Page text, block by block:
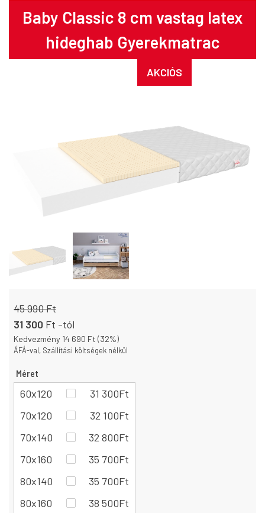
Baby Classic 8 cm vastag latex
hideghab Gyerekmatrac
AKCIÓS
45 990 Ft
31 300 Ft -tól
Kedvezmény 14 690 Ft (32%)
ÁFÁ-val, Szállítási költségek nélkül
Méret
60x120 31 300Ft
70x120
32 100Ft
70x140
32 800Ft
70x160
35 700Ft
80x140
35 700Ft
80x160
38 500Ft